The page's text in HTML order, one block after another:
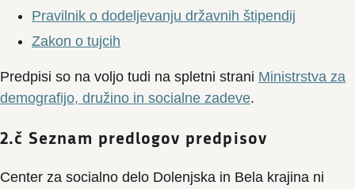
Pravilnik o dodeljevanju državnih štipendij
Zakon o tujcih
Predpisi so na voljo tudi na spletni strani Ministrstva za
demografijo, družino in socialne zadeve.
2.č Seznam predlogov predpisov
Center za socialno delo Dolenjska in Bela krajina ni